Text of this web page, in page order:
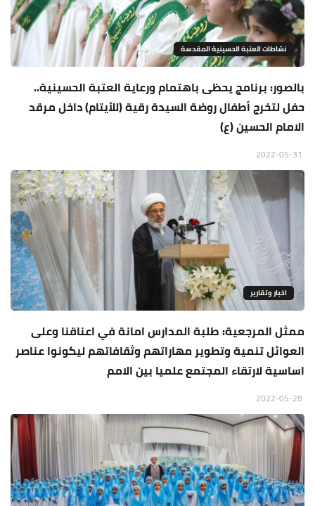
نشاطات العتبة الحسينية المقدسة
بالصور: برنامج يحظى باهتمام ورعاية العتبة الحسينية..
حفل لتخرج أطفال روضة السيدة رقية (للأيتام) داخل مرقد
الامام الحسين (ع)
اخبار وتقارير
ممثل المرجعية: طلبة المدارس امانة في اعناقنا وعلى
العوائل تنمية وتطوير مهاراتهم وثقافاتهم ليكونوا عناصر
اساسية لارتقاء المجتمع علميا بين الامم